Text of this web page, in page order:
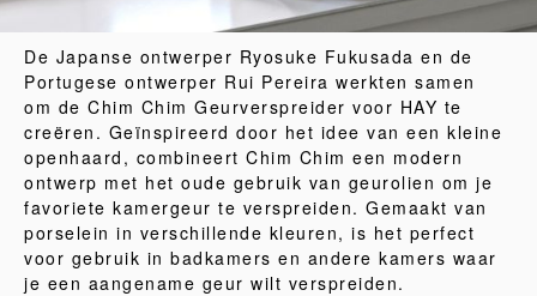
De Japanse ontwerper Ryosuke Fukusada en de
Portugese ontwerper Rui Pereira werkten samen
om de Chim Chim Geurverspreider voor HAY te
creëren. Geïnspireerd door het idee van een kleine
openhaard, combineert Chim Chim een modern
ontwerp met het oude gebruik van geurolien om je
favoriete kamergeur te verspreiden. Gemaakt van
porselein in verschillende kleuren, is het perfect
voor gebruik in badkamers en andere kamers waar
je een aangename geur wilt verspreiden.